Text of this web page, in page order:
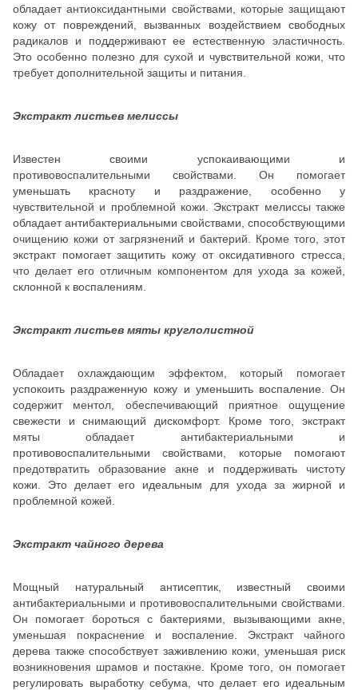
обладает антиоксидантными свойствами, которые защищают
кожу от повреждений, вызванных воздействием свободных
радикалов и поддерживают ее естественную эластичность.
Это особенно полезно для сухой и чувствительной кожи, что
требует дополнительной защиты и питания.
Экстракт листьев мелиссы
Известен своими успокаивающими и
противовоспалительными свойствами. Он помогает
уменьшать красноту и раздражение, особенно у
чувствительной и проблемной кожи. Экстракт мелиссы также
обладает антибактериальными свойствами, способствующими
очищению кожи от загрязнений и бактерий. Кроме того, этот
экстракт помогает защитить кожу от оксидативного стресса,
что делает его отличным компонентом для ухода за кожей,
склонной к воспалениям.
Экстракт листьев мяты круглолистной
Обладает охлаждающим эффектом, который помогает
успокоить раздраженную кожу и уменьшить воспаление. Он
содержит ментол, обеспечивающий приятное ощущение
свежести и снимающий дискомфорт. Кроме того, экстракт
мяты обладает антибактериальными и
противовоспалительными свойствами, которые помогают
предотвратить образование акне и поддерживать чистоту
кожи. Это делает его идеальным для ухода за жирной и
проблемной кожей.
Экстракт чайного дерева
Мощный натуральный антисептик, известный своими
антибактериальными и противовоспалительными свойствами.
Он помогает бороться с бактериями, вызывающими акне,
уменьшая покраснение и воспаление. Экстракт чайного
дерева также способствует заживлению кожи, уменьшая риск
возникновения шрамов и постакне. Кроме того, он помогает
регулировать выработку себума, что делает его идеальным